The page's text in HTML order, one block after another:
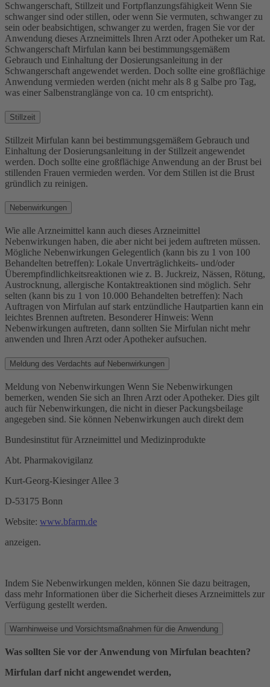
Schwangerschaft, Stillzeit und Fortpflanzungsfähigkeit Wenn Sie
schwanger sind oder stillen, oder wenn Sie vermuten, schwanger zu
sein oder beabsichtigen, schwanger zu werden, fragen Sie vor der
Anwendung dieses Arzneimittels Ihren Arzt oder Apotheker um Rat.
Schwangerschaft Mirfulan kann bei bestimmungsgemäßem
Gebrauch und Einhaltung der Dosierungsanleitung in der
Schwangerschaft angewendet werden. Doch sollte eine großflächige
Anwendung vermieden werden (nicht mehr als 8 g Salbe pro Tag,
was einer Salbenstranglänge von ca. 10 cm entspricht).
Stillzeit
Stillzeit Mirfulan kann bei bestimmungsgemäßem Gebrauch und
Einhaltung der Dosierungsanleitung in der Stillzeit angewendet
werden. Doch sollte eine großflächige Anwendung an der Brust bei
stillenden Frauen vermieden werden. Vor dem Stillen ist die Brust
gründlich zu reinigen.
Nebenwirkungen
Wie alle Arzneimittel kann auch dieses Arzneimittel
Nebenwirkungen haben, die aber nicht bei jedem auftreten müssen.
Mögliche Nebenwirkungen Gelegentlich (kann bis zu 1 von 100
Behandelten betreffen): Lokale Unverträglichkeits- und/oder
Überempfindlichkeitsreaktionen wie z. B. Juckreiz, Nässen, Rötung,
Austrocknung, allergische Kontaktreaktionen sind möglich. Sehr
selten (kann bis zu 1 von 10.000 Behandelten betreffen): Nach
Auftragen von Mirfulan auf stark entzündliche Hautpartien kann ein
leichtes Brennen auftreten. Besonderer Hinweis: Wenn
Nebenwirkungen auftreten, dann sollten Sie Mirfulan nicht mehr
anwenden und Ihren Arzt oder Apotheker aufsuchen.
Meldung des Verdachts auf Nebenwirkungen
Meldung von Nebenwirkungen Wenn Sie Nebenwirkungen
bemerken, wenden Sie sich an Ihren Arzt oder Apotheker. Dies gilt
auch für Nebenwirkungen, die nicht in dieser Packungsbeilage
angegeben sind. Sie können Nebenwirkungen auch direkt dem
Bundesinstitut für Arzneimittel und Medizinprodukte
Abt. Pharmakovigilanz
Kurt-Georg-Kiesinger Allee 3
D-53175 Bonn
Website: www.bfarm.de
anzeigen.
Indem Sie Nebenwirkungen melden, können Sie dazu beitragen,
dass mehr Informationen über die Sicherheit dieses Arzneimittels zur
Verfügung gestellt werden.
Warnhinweise und Vorsichtsmaßnahmen für die Anwendung
Was sollten Sie vor der Anwendung von Mirfulan beachten?
Mirfulan darf nicht angewendet werden,